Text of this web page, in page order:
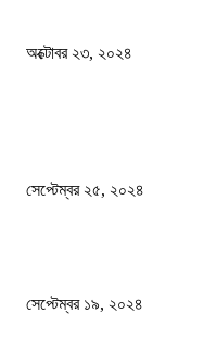
অক্টোবর ২৩, ২০২৪
সেপ্টেম্বর ২৫, ২০২৪
সেপ্টেম্বর ১৯, ২০২৪